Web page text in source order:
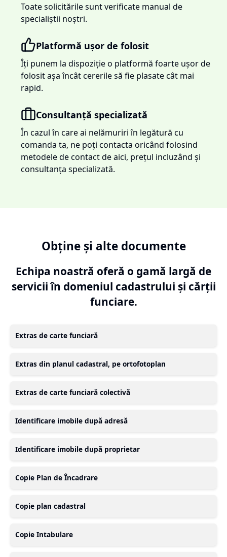
Toate solicitările sunt verificate manual de
specialiștii noștri.
Platformă ușor de folosit
Îți punem la dispoziție o platformă foarte ușor de
folosit așa încât cererile să fie plasate cât mai
rapid.
Consultanță specializată
În cazul în care ai nelămuriri în legătură cu
comanda ta, ne poți contacta oricând folosind
metodele de contact de aici, prețul incluzând și
consultanța specializată.
Obține și alte documente
Echipa noastră oferă o gamă largă de
servicii în domeniul cadastrului și cărții
funciare.
Extras de carte funciară
Extras din planul cadastral, pe ortofotoplan
Extras de carte funciară colectivă
Identificare imobile după adresă
Identificare imobile după proprietar
Copie Plan de Încadrare
Copie plan cadastral
Copie Intabulare